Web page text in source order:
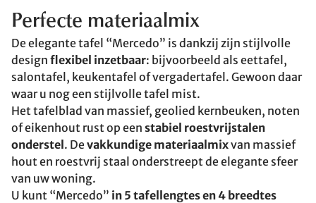
Perfecte materiaalmix
De elegante tafel “Mercedo” is dankzij zijn stijlvolle
design flexibel inzetbaar: bijvoorbeeld als eettafel,
salontafel, keukentafel of vergadertafel. Gewoon daar
waar u nog een stijlvolle tafel mist.
Het tafelblad van massief, geolied kernbeuken, noten
of eikenhout rust op een stabiel roestvrijstalen
onderstel . Devakkundige materiaalmixvan massief
hout en roestvrij staal onderstreept de elegante sfeer
van uw woning.
U kunt “Mercedo” in 5 tafellengtes en 4 breedtes